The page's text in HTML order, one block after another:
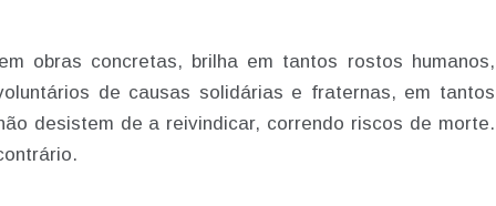
obras concretas, brilha em tantos rostos humanos,
de causas solidárias e fraternas, em tantos
desistem de a reivindicar, correndo riscos de morte.